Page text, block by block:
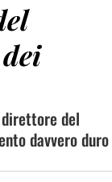
del
davvero duro